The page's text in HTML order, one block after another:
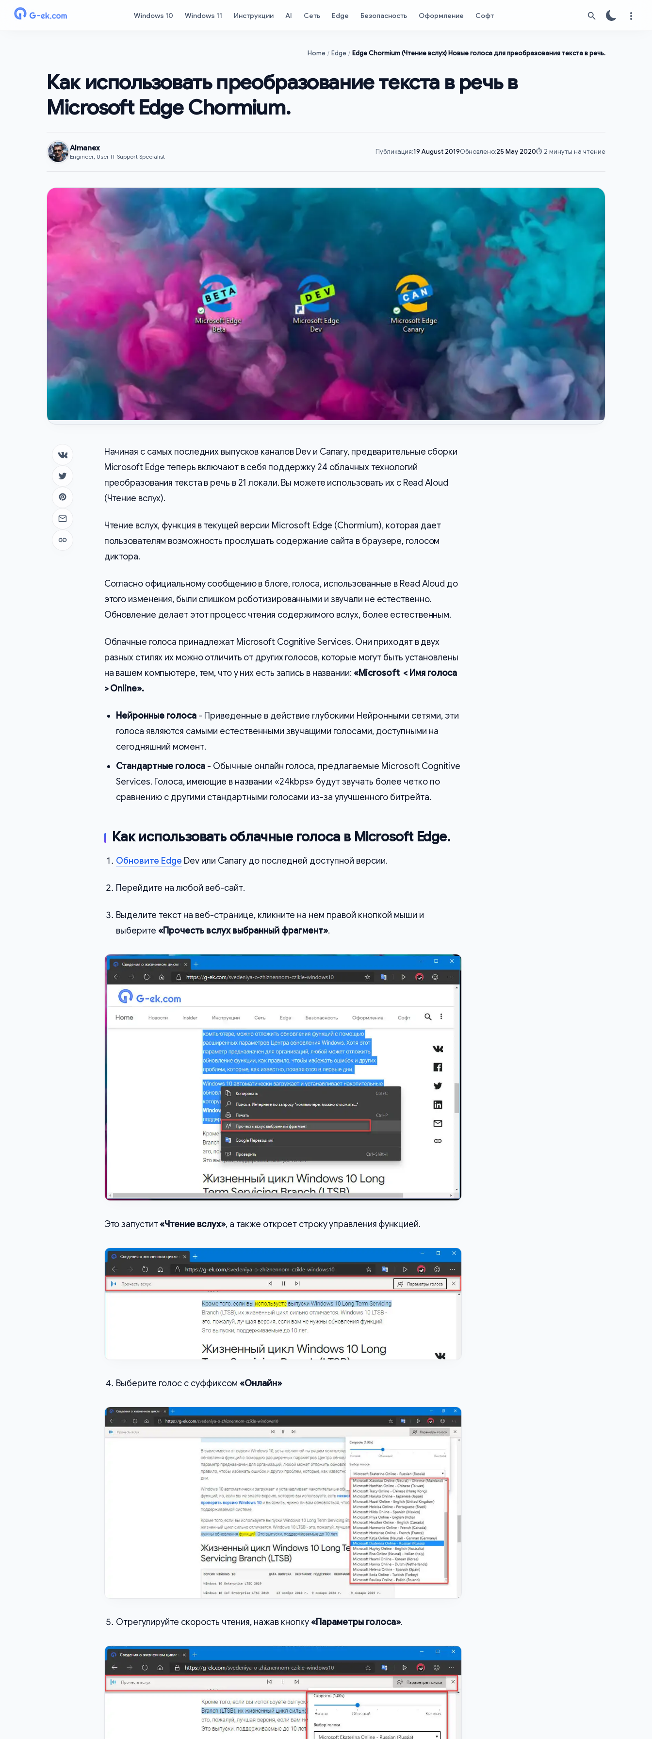
Windows 10 Windows 11 Инструкции AI Сеть Edge Безопасность Оформление Софт
Home Edge Edge Chormium (Чтение вслух) Новые голоса для преобразования текста в речь.
Как использовать преобразование текста в речь в
Microsoft Edge Chormium.
Almanex
Engineer, User IT Support Specialist
Публикация:19 August 2019Обновлено:25 May 2020⏱️ 2 минуты на чтение
Поделиться в ВК
Поделиться в Twitter
Поделиться в Pinterest
Отправить на почту
Копировать ссылку
Начиная с самых последних выпусков каналов Dev и Canary, предварительные сборки
Microsoft Edge теперь включают в себя поддержку 24 облачных технологий
преобразования текста в речь в 21 локали. Вы можете использовать их с Read Aloud
(Чтение вслух).
Чтение вслух, функция в текущей версии Microsoft Edge (Chormium), которая дает
пользователям возможность прослушать содержание сайта в браузере, голосом
диктора.
Согласно официальному сообщению в блоге, голоса, использованные в Read Aloud до
этого изменения, были слишком роботизированными и звучали не естественно.
Обновление делает этот процесс чтения содержимого вслух, более естественным.
Облачные голоса принадлежат Microsoft Cognitive Services. Они приходят в двух
разных стилях их можно отличить от других голосов, которые могут быть установлены
на вашем компьютере, тем, что у них есть запись в названии: «Microsoft < Имя голоса
> Online».
Нейронные голоса- Приведенные в действие глубокими Нейронными сетями, эти
голоса являются самыми естественными звучащими голосами, доступными на
сегодняшний момент.
Стандартные голоса- Обычные онлайн голоса, предлагаемые Microsoft Cognitive
Services. Голоса, имеющие в названии «24kbps» будут звучать более четко по
сравнению с другими стандартными голосами из-за улучшенного битрейта.
Как использовать облачные голоса в Microsoft Edge.
Обновите Edge Dev или Canary до последней доступной версии.
Перейдите на любой веб-сайт.
Выделите текст на веб-странице, кликните на нем правой кнопкой мыши и
выберите «Прочесть вслух выбранный фрагмент».
Это запустит«Чтение вслух», а также откроет строку управления функцией.
Выберите голос с суффиксом «Онлайн»
Отрегулируйте скорость чтения, нажав кнопку«Параметры голоса».